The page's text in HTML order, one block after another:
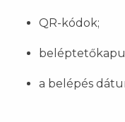
QR-kódok;
a belépés